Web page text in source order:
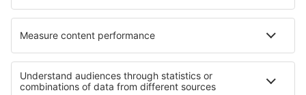
Tokio
Niigata Airport (KIJ)